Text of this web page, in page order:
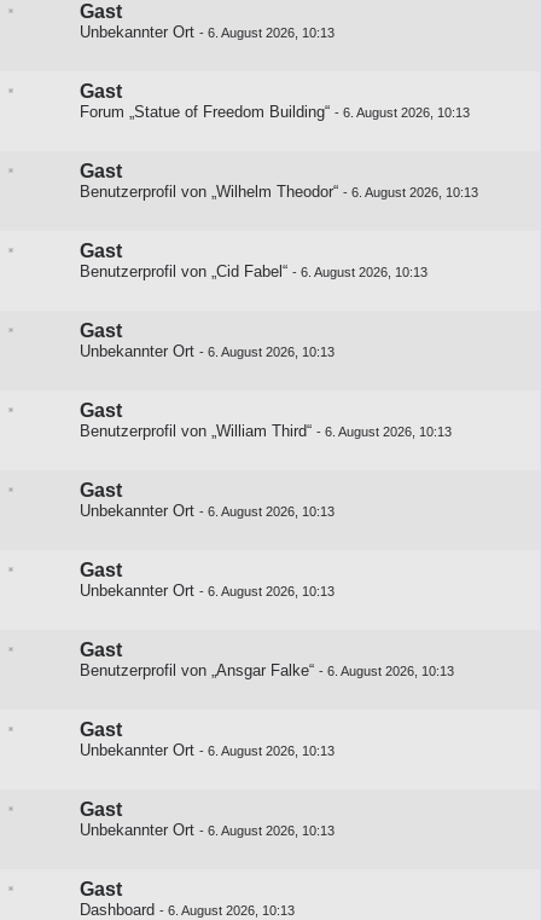
Gast
Unbekannter Ort - 6. August 2026, 10:13
Gast
Forum „Statue of Freedom Building“ - 6. August 2026, 10:13
Gast
Benutzerprofil von „Wilhelm Theodor“ - 6. August 2026, 10:13
Gast
Benutzerprofil von „Cid Fabel“ - 6. August 2026, 10:13
Gast
Unbekannter Ort - 6. August 2026, 10:13
Gast
Benutzerprofil von „William Third“ - 6. August 2026, 10:13
Gast
Unbekannter Ort - 6. August 2026, 10:13
Gast
Unbekannter Ort - 6. August 2026, 10:13
Gast
Benutzerprofil von „Ansgar Falke“ - 6. August 2026, 10:13
Gast
Unbekannter Ort - 6. August 2026, 10:13
Gast
Unbekannter Ort - 6. August 2026, 10:13
Gast
Dashboard - 6. August 2026, 10:13